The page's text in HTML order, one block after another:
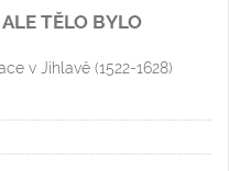
TĚLO BYLO
v Jihlavě (1522-1628)